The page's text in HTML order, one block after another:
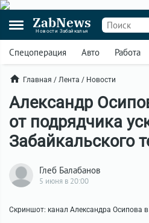
ZabNews
Новости Забайкалья
Спецоперация Авто Работа
Главная / Лента / Новости
Александр
от подрядчика
Забайкальского
Глеб Балабанов
5 июня в 20:00
Скриншот: канал Александра Осипова